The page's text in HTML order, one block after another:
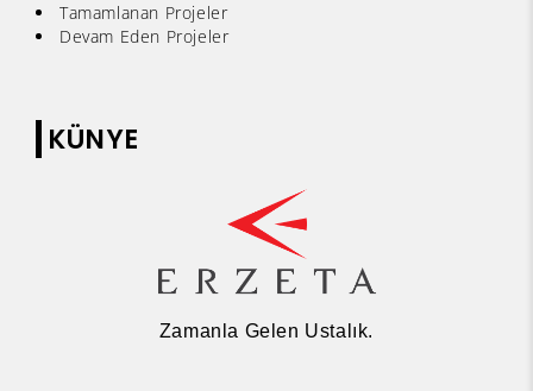
Tamamlanan Projeler
Devam Eden Projeler
KÜNYE
Zamanla Gelen Ustalık.